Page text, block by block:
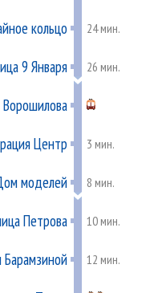
кольцо 24 мин.
9 Января 26 мин.
Ворошилова
Центр
3 мин.
моделей 8 мин.
Петрова 10 мин.
Барамзиной 12 мин.